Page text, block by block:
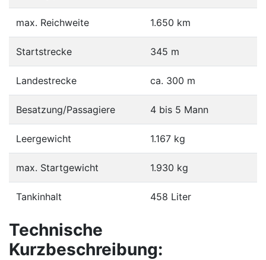
max. Reichweite 1.650 km
Startstrecke 345 m
Landestrecke ca. 300 m
Besatzung/Passagiere 4 bis 5 Mann
Leergewicht 1.167 kg
max. Startgewicht 1.930 kg
Tankinhalt 458 Liter
Technische
Kurzbeschreibung: